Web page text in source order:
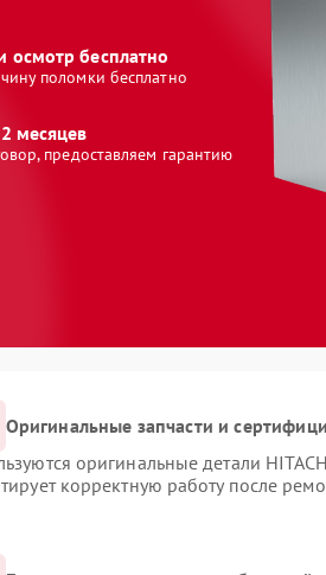
осмотр бесплатно
поломки бесплатно
месяцев
предоставляем гарантию
Оригинальные запчасти и
оригинальные детали
корректную работу после